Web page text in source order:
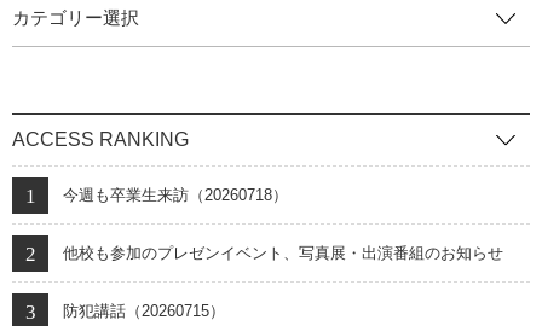
いただいていたのですが、出版社の方にとてもお世話になったので、単
行本が一段落するまで待っていたら10年近く経っていました。親子が一
難しさもあると思います。そんなときのヒントにしていただけたら幸い
です。 だいわ文庫より出版されました。
頑張っていること、私たちがいつも応援していることを感じていてくだ
の歌詞のよう）・幼い頃の幸せな時間（品女で過ごす６年間が幸せな時
間でありますように）・素朴な美(素朴っていうところが、品女生らし
い） そして、このコンテナのある場所が、昔は何だったかというと、
校門だったんです。せっかくなので、古い卒業アルバムから写真を持っ
てきて、本校の歴史を振り返りました。 今年の１年生が６年生になると
カテゴリー選択
ACCESS RANKING
今週も卒業生来訪（20260718）
他校も参加のプレゼンイベント、写真展・出演番組のお知らせ
防犯講話（20260715）